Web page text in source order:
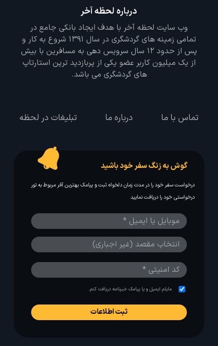
درباره لحظه آخر
وب سایت لحظه آخر با هدف ایجاد بانکی جامع در
تمامی زمینه های گردشگری در سال 1391 شروع به کار و
پس از حدود 12 سال سرویس دهی به مسافرین با بیش
از یک میلیون کاربر عضو یکی از پربازدید ترین استارتاپ
های گردشگری می باشد.
تماس با ما درباره ما تبلیغات در لحظه
گوش به زنگ سفر خود باشید
درخواست سفر خود را در مدت زمان دلخواه ثبت و پیامک بهترین آفر مربوط به تور
درخواستی خود را دریافت نمایید
مایلم ایمیل و یا پیامک خبرنامه دریافت کنم.